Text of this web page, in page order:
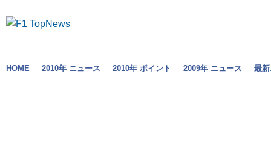
HOME 2010年 ニュース 2010年 ポイント 2009年 ニュース 最